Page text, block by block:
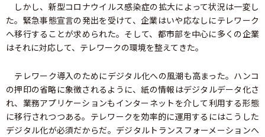
しかし、新型コロナウイルス感染症の拡大によって状況は一変し
た。緊急事態宣言の発出を受けて、企業はいや応なしにテレワーク
へ移行することが求められた。そして、都市部を中心に多くの企業
はそれに対応して、テレワークの環境を整えてきた。
テレワーク導入のためにデジタル化への風潮も高まった。ハンコ
の押印の省略に象徴されるように、紙の情報はデジタルデータ化さ
れ、業務アプリケーションもインターネットを介して利用する形態
に移行されつつある。テレワークを効率的に運用するにはこうした
デジタル化が必須だからだ。デジタルトランスフォーメーションへ